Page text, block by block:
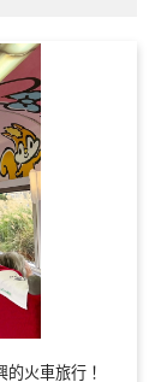
火車旅行！